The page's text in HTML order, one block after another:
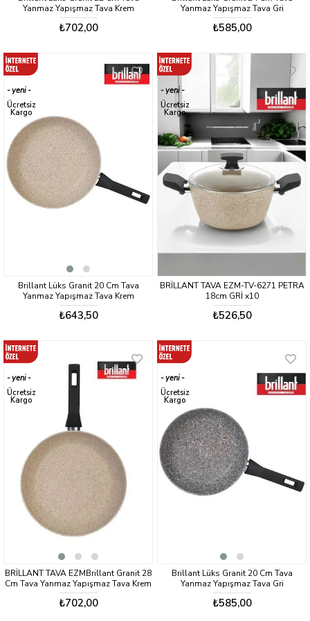
Yanmaz Yapışmaz Tava Krem
₺702,00
Yanmaz Yapışmaz Tava Gri
₺585,00
Brillant Lüks Granit 20 Cm Tava
Yanmaz Yapışmaz Tava Krem
₺643,50
yeni
ürün
Ücretsiz
Kargo
BRİLLANT TAVA EZM-TV-6271 PETRA
18cm GRİ x10
₺526,50
yeni
ürün
Ücretsiz
Kargo
BRİLLANT TAVA EZMBrillant Granit 28
Cm Tava Yanmaz Yapışmaz Tava Krem
₺702,00
yeni
ürün
Ücretsiz
Kargo
Brillant Lüks Granit 20 Cm Tava
Yanmaz Yapışmaz Tava Gri
₺585,00
yeni
ürün
Ücretsiz
Kargo